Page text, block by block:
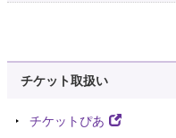
チケット取扱い
チケットぴあ